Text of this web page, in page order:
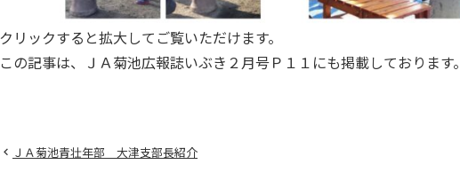
クリックすると拡大してご覧いただけます。
この記事は、ＪＡ菊池広報誌いぶき２月号Ｐ１１にも掲載しております。
ＪＡ菊池青壮年部 大津支部長紹介